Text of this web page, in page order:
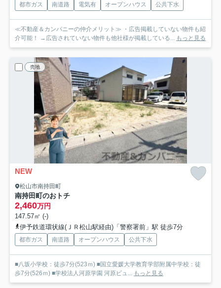
都市ガス 南道路 電気有 オープンハウス 公共下水
≪不動産＆カンパニーの仲介メリット≫ ・広告掲載していない物件も紹
介可能！ →広告されていない物件も他社様が掲載している...
もっと見る
売地
NEW
松山市南持田町
南持田町のおトチ
2,460万円
147.57㎡ (-)
伊予鉄道環状線(ＪＲ松山駅経由)「警察署前」駅 徒歩7分
都市ガス 南道路 オープンハウス 公共下水
■八坂小学校：徒歩7分(523ｍ) ■国立愛媛大学教育学部附属中学校：徒
歩7分(526ｍ) ■学校法人河原学園 河原ビュ...
もっと見る